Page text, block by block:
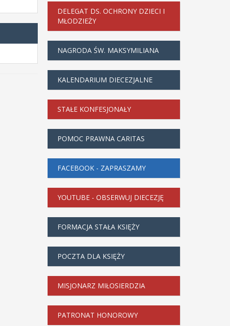
DELEGAT DS. OCHRONY DZIECI I
MŁODZIEŻY
NAGRODA ŚW. MAKSYMILIANA
KALENDARIUM DIECEZJALNE
STAŁE KONFESJONAŁY
POMOC PRAWNA CARITAS
FACEBOOK - ZAPRASZAMY
YOUTUBE - OBSERWUJ DIECEZJĘ
FORMACJA STAŁA KSIĘŻY
POCZTA DLA KSIĘŻY
MISJONARZ MIŁOSIERDZIA
PATRONAT HONOROWY